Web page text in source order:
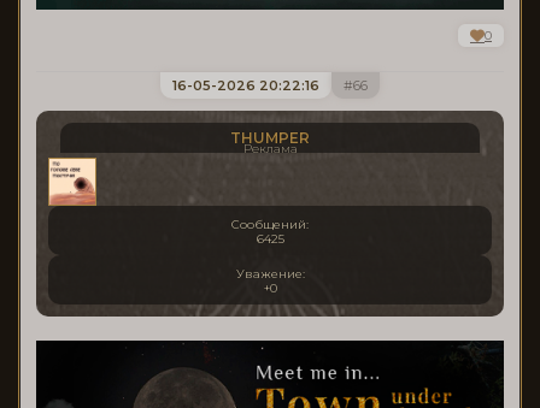
0
66
16-05-2026 20:22:16
THUMPER
Реклама
Сообщений:
6425
Уважение:
+0